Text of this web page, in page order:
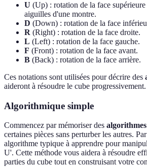
U (Up) : rotation de la face supérieure
aiguilles d'une montre.
D (Down) : rotation de la face
R (Right) : rotation de la face droite.
L (Left) : rotation de la face gauche.
F (Front) : rotation de la face avant.
B (Back) : rotation de la face arrière.
Ces notations sont utilisées pour décrire des
aideront à résoudre le cube progressivement.
Algorithmique simple
Commencez par mémoriser des
certaines pièces sans perturber les autres.
algorithme typique à apprendre pour
U'. Cette méthode vous aidera à résoudre
parties du cube tout en construisant votre